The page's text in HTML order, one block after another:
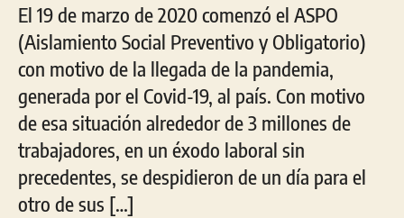
El 19 de marzo de 2020 comenzó el ASPO
(Aislamiento Social Preventivo y Obligatorio)
con motivo de la llegada de la pandemia,
generada por el Covid-19, al país. Con motivo
de esa situación alrededor de 3 millones de
trabajadores, en un éxodo laboral sin
precedentes, se despidieron de un día para el
otro de sus […]